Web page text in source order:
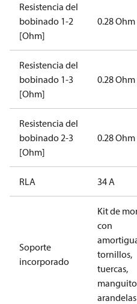
Resistencia del
bobinado 1-2
[Ohm]
0.28 Ohm
Resistencia del
bobinado 1-3
[Ohm]
0.28 Ohm
Resistencia del
bobinado 2-3
[Ohm]
0.28 Ohm
RLA 34 A
Soporte
incorporado
Kit de
con
tornillos,
tuercas,
arandelas